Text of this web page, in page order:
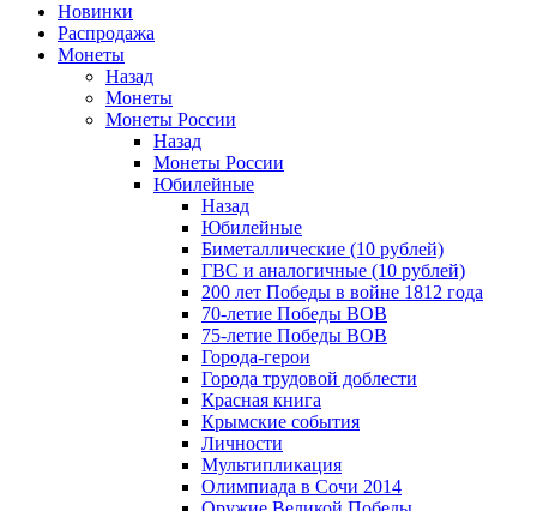
Новинки
Распродажа
Монеты
Назад
Монеты
Монеты России
Назад
Монеты России
Юбилейные
Назад
Юбилейные
Биметаллические (10 рублей)
ГВС и аналогичные (10 рублей)
200 лет Победы в войне 1812 года
70-летие Победы ВОВ
75-летие Победы ВОВ
Города-герои
Города трудовой доблести
Красная книга
Крымские события
Личности
Мультипликация
Олимпиада в Сочи 2014